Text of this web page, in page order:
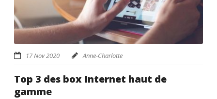
17 Nov 2020 Anne-Charlotte
Top 3 des box Internet haut de
gamme